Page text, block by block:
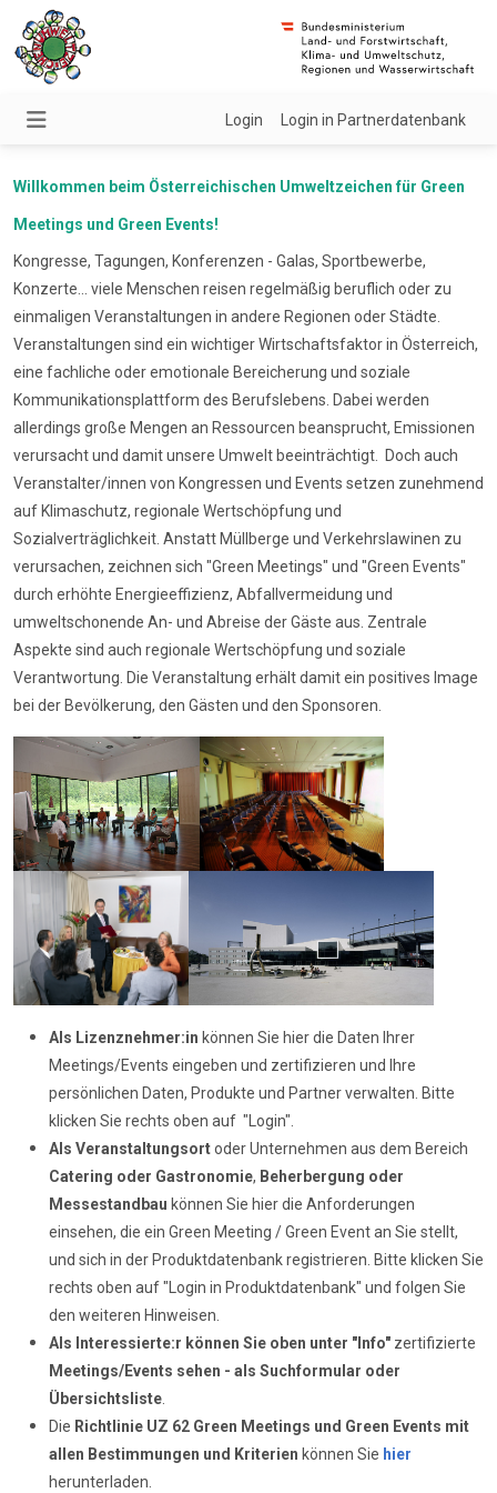
Login Login in Partnerdatenbank
Willkommen beim Österreichischen Umweltzeichen für Green
Meetings und Green Events!
Kongresse, Tagungen, Konferenzen - Galas, Sportbewerbe,
Konzerte... viele Menschen reisen regelmäßig beruflich oder zu
einmaligen Veranstaltungen in andere Regionen oder Städte.
Veranstaltungen sind ein wichtiger Wirtschaftsfaktor in Österreich,
eine fachliche oder emotionale Bereicherung und soziale
Kommunikationsplattform des Berufslebens. Dabei werden
allerdings große Mengen an Ressourcen beansprucht, Emissionen
verursacht und damit unsere Umwelt beeinträchtigt. Doch auch
Veranstalter/innen von Kongressen und Events setzen zunehmend
auf Klimaschutz, regionale Wertschöpfung und
Sozialverträglichkeit. Anstatt Müllberge und Verkehrslawinen zu
verursachen, zeichnen sich "Green Meetings" und "Green Events"
durch erhöhte Energieeffizienz, Abfallvermeidung und
umweltschonende An- und Abreise der Gäste aus. Zentrale
Aspekte sind auch regionale Wertschöpfung und soziale
Verantwortung. Die Veranstaltung erhält damit ein positives Image
bei der Bevölkerung, den Gästen und den Sponsoren.
Als Lizenznehmer:in können Sie hier die Daten Ihrer
Meetings/Events eingeben und zertifizieren und Ihre
persönlichen Daten, Produkte und Partner verwalten. Bitte
klicken Sie rechts oben auf "Login".
Als Veranstaltungsortoder Unternehmen aus dem Bereich
Catering oder Gastronomie, Beherbergung oder
Messestandbau können Sie hier die Anforderungen
einsehen, die ein Green Meeting / Green Event an Sie stellt,
und sich in der Produktdatenbank registrieren. Bitte klicken Sie
rechts oben auf "Login in Produktdatenbank" und folgen Sie
den weiteren Hinweisen.
Als Interessierte:r können Sie oben unter "Info" zertifizierte
Meetings/Events sehen - als Suchformular oder
Übersichtsliste
Die Richtlinie UZ 62 Green Meetings und Green Events mit
allen Bestimmungen und Kriterien können Sie hier
herunterladen.